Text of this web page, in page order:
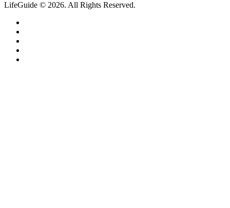
LifeGuide © 2026. All Rights Reserved.